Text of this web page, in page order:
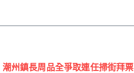
潮州鎮長周品全爭取連任掃街拜票